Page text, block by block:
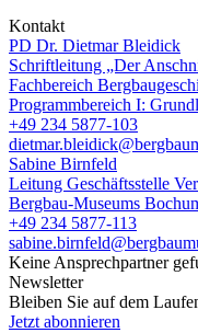
Kontakt
PD Dr. Dietmar Bleidick
Schriftleitung „Der
Fachbereich
Programmbereich I:
+49 234 5877-103
Sabine Birnfeld
Leitung Geschäftsstelle
Bergbau-Museums
+49 234 5877-113
Keine Ansprechpartner
Newsletter
Bleiben Sie auf dem
Jetzt abonnieren